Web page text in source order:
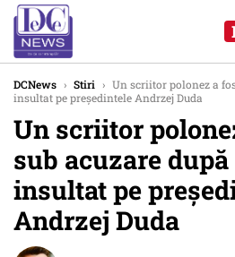
DCNews › Stiri › Un scriitor polonez a
insultat pe președintele Andrzej Duda
Un scriitor
sub acuzare
insultat pe
Andrzej Duda